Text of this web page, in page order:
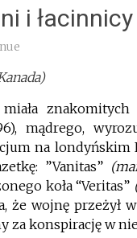
i łacinnicy
mądrego,
na londyńskim
”Vanitas”
koła “Veritas”
że wojnę przeżył
za konspirację w